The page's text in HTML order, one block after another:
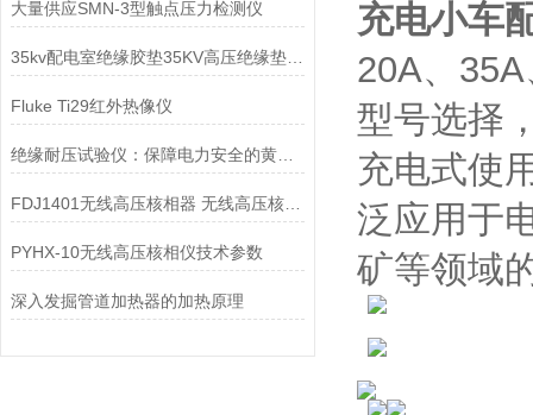
大量供应SMN-3型触点压力检测仪
35kv配电室绝缘胶垫35KV高压绝缘垫报价3mm低压绝缘垫
Fluke Ti29红外热像仪
绝缘耐压试验仪：保障电力安全的黄金护卫
FDJ1401无线高压核相器 无线高压核相仪生产厂家
PYHX-10无线高压核相仪技术参数
深入发掘管道加热器的加热原理
充电小车
20A、
型号选择
充电式使
泛应用于
矿等领域